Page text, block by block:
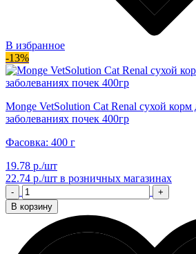
В избранное
-13%
Monge VetSolution Cat Renal сухой
заболеваниях почек 400гр
Фасовка: 400 г
19.78 р./шт
22.74 р./шт в розничных магазинах
-
+
В корзину